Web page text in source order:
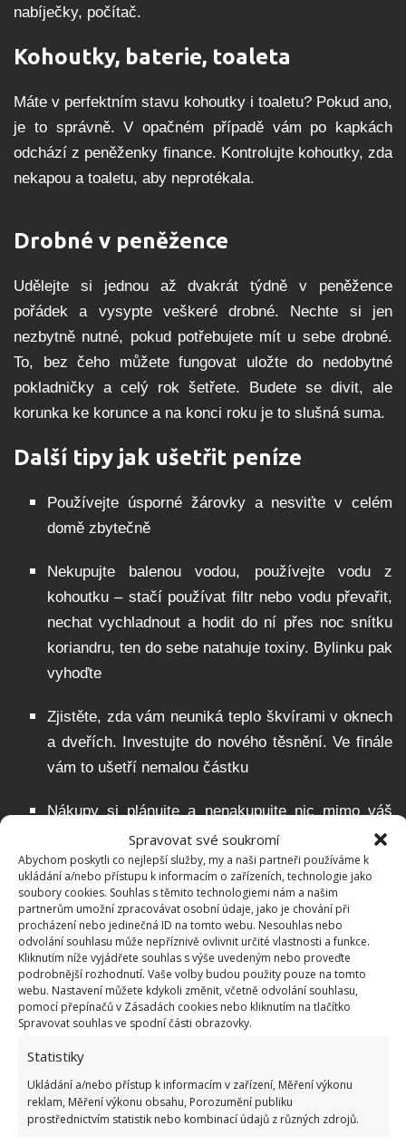
Spravovat své soukromí
Abychom poskytli co nejlepší služby, my a naši partneři používáme k
ukládání a/nebo přístupu k informacím o zařízeních, technologie jako
soubory cookies. Souhlas s těmito technologiemi nám a našim
partnerům umožní zpracovávat osobní údaje, jako je chování při
procházení nebo jedinečná ID na tomto webu. Nesouhlas nebo
odvolání souhlasu může nepříznivě ovlivnit určité vlastnosti a funkce.
Kliknutím níže vyjádřete souhlas s výše uvedeným nebo proveďte
podrobnější rozhodnutí. Vaše volby budou použity pouze na tomto
webu. Nastavení můžete kdykoli změnit, včetně odvolání souhlasu,
pomocí přepínačů v Zásadách cookies nebo kliknutím na tlačítko
Spravovat souhlas ve spodní části obrazovky.
Statistiky
Ukládání a/nebo přístup k informacím v zařízení, Měření výkonu
reklam, Měření výkonu obsahu, Porozumění publiku
prostřednictvím statistik nebo kombinací údajů z různých zdrojů.
nabíječky, počítač.
Kohoutky, baterie, toaleta
Máte v perfektním stavu kohoutky i toaletu? Pokud ano,
je to správně. V opačném případě vám po kapkách
odchází z peněženky finance. Kontrolujte kohoutky, zda
nekapou a toaletu, aby neprotékala.
Drobné v peněžence
Udělejte si jednou až dvakrát týdně v peněžence
pořádek a vysypte veškeré drobné. Nechte si jen
nezbytně nutné, pokud potřebujete mít u sebe drobné.
To, bez čeho můžete fungovat uložte do nedobytné
pokladničky a celý rok šetřete. Budete se divit, ale
korunka ke korunce a na konci roku je to slušná suma.
Další tipy jak ušetřit peníze
Používejte úsporné žárovky a nesviťte v celém
domě zbytečně
Nekupujte balenou vodou, používejte vodu z
kohoutku – stačí používat filtr nebo vodu převařit,
nechat vychladnout a hodit do ní přes noc snítku
koriandru, ten do sebe natahuje toxiny. Bylinku pak
vyhoďte
Zjistěte, zda vám neuniká teplo škvírami v oknech
a dveřích. Investujte do nového těsnění. Ve finále
vám to ušetří nemalou částku
Nákupy si plánujte a nenakupujte nic mimo váš
seznam. Nenechte se unášet reklamou a
bezkonkurenčními nabídkami. Stává se, že pak
lidé kupují i to, co vlastně vůbec nepotřebují a
původně nechtěli
Při vaření používejte správnou velikost plotýnky.
Nedávejte malý hrnec na velkou plotýnku a
nepoužívejte velký žár, teplo pak uniká a
spotřebováváte více energie, než je potřeba.
Všechno jsou to možná maličkosti, ale právě tyto
drobnosti všechny dohromady, vám dokážou ušetřit
několik tisícovek ročně. Šetřit se dá samozřejmě i ještě